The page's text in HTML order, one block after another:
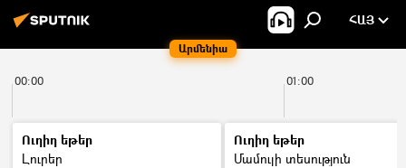
Արմենիա
ՀԱՅ
00:00 01:00
Ուղիղ եթեր
Լուրեր
Ուղիղ եթեր
Մամուլի տեսություն